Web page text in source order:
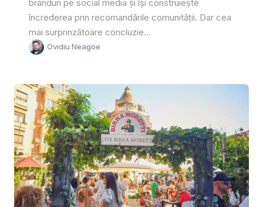
branduri pe social media și își construiește
încrederea prin recomandările comunității. Dar cea
mai surprinzătoare concluzie...
Ovidiu Neagoe